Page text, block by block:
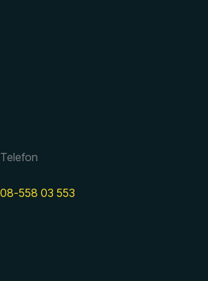
Telefon
08-558 03 553